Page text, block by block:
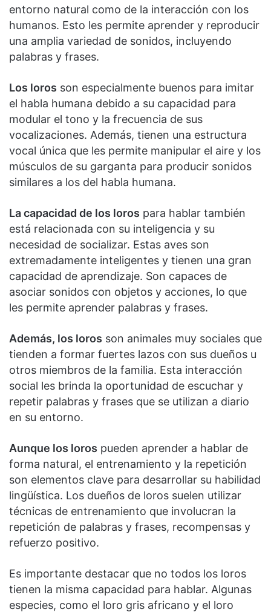
entorno natural como de la interacción con los
humanos. Esto les permite aprender y reproducir
una amplia variedad de sonidos, incluyendo
palabras y frases.
Los loros son especialmente buenos para imitar
el habla humana debido a su capacidad para
modular el tono y la frecuencia de sus
vocalizaciones. Además, tienen una estructura
vocal única que les permite manipular el aire y los
músculos de su garganta para producir sonidos
similares a los del habla humana.
La capacidad de los loros para hablar también
está relacionada con su inteligencia y su
necesidad de socializar. Estas aves son
extremadamente inteligentes y tienen una gran
capacidad de aprendizaje. Son capaces de
asociar sonidos con objetos y acciones, lo que
les permite aprender palabras y frases.
Además, los loros son animales muy sociales que
tienden a formar fuertes lazos con sus dueños u
otros miembros de la familia. Esta interacción
social les brinda la oportunidad de escuchar y
repetir palabras y frases que se utilizan a diario
en su entorno.
Aunque los loros pueden aprender a hablar de
forma natural, el entrenamiento y la repetición
son elementos clave para desarrollar su habilidad
lingüística. Los dueños de loros suelen utilizar
técnicas de entrenamiento que involucran la
repetición de palabras y frases, recompensas y
refuerzo positivo.
Es importante destacar que no todos los loros
tienen la misma capacidad para hablar. Algunas
especies, como el loro gris africano y el loro